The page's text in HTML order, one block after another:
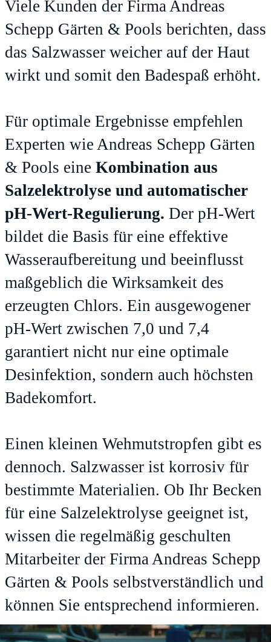
Viele Kunden der Firma Andreas
Schepp Gärten & Pools berichten, dass
das Salzwasser weicher auf der Haut
wirkt und somit den Badespaß erhöht.
Für optimale Ergebnisse empfehlen
Experten wie Andreas Schepp Gärten
& Pools eine Kombination aus
Salzelektrolyse und automatischer
pH-Wert-Regulierung. Der pH-Wert
bildet die Basis für eine effektive
Wasseraufbereitung und beeinflusst
maßgeblich die Wirksamkeit des
erzeugten Chlors. Ein ausgewogener
pH-Wert zwischen 7,0 und 7,4
garantiert nicht nur eine optimale
Desinfektion, sondern auch höchsten
Badekomfort.
Einen kleinen Wehmutstropfen gibt es
dennoch. Salzwasser ist korrosiv für
bestimmte Materialien. Ob Ihr Becken
für eine Salzelektrolyse geeignet ist,
wissen die regelmäßig geschulten
Mitarbeiter der Firma Andreas Schepp
Gärten & Pools selbstverständlich und
können Sie entsprechend informieren.